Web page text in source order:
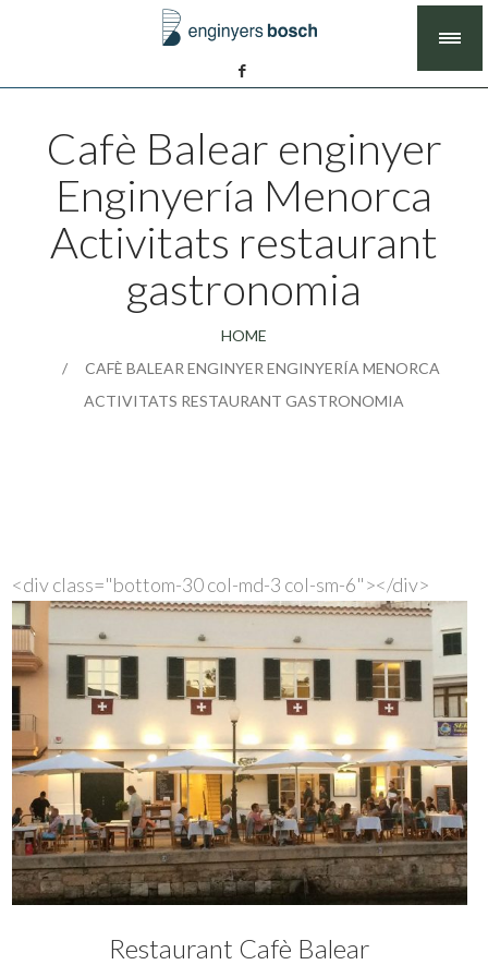
Cafè Balear enginyer
Enginyería Menorca
Activitats restaurant
gastronomia
HOME
CAFÈ BALEAR ENGINYER ENGINYERÍA MENORCA
ACTIVITATS RESTAURANT GASTRONOMIA
<div class="bottom-30 col-md-3 col-sm-6">
Restaurant Cafè Balear
</div>